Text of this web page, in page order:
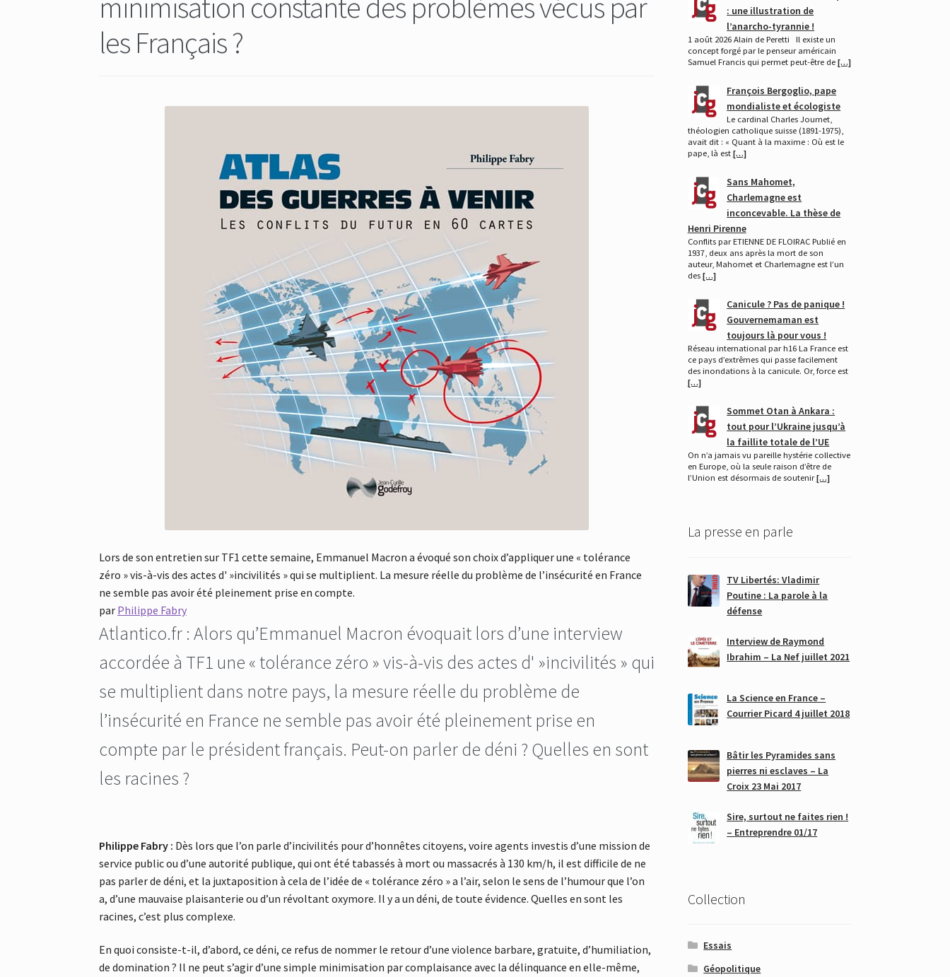
les Français ?
Lors de son entretien sur TF1 cette semaine, Emmanuel Macron a évoqué son choix d’appliquer une « tolérance
zéro » vis-à-vis des actes d' »incivilités » qui se multiplient. La mesure réelle du problème de l’insécurité en France
ne semble pas avoir été pleinement prise en compte.
par Philippe Fabry
Atlantico.fr : Alors qu’Emmanuel Macron évoquait lors d’une interview
accordée à TF1 une « tolérance zéro » vis-à-vis des actes d' »incivilités » qui
se multiplient dans notre pays, la mesure réelle du problème de
l’insécurité en France ne semble pas avoir été pleinement prise en
compte par le président français. Peut-on parler de déni ? Quelles en sont
les racines ?
Philippe Fabry : Dès lors que l’on parle d’incivilités pour d’honnêtes citoyens, voire agents investis d’une mission de
service public ou d’une autorité publique, qui ont été tabassés à mort ou massacrés à 130 km/h, il est difficile de ne
pas parler de déni, et la juxtaposition à cela de l’idée de « tolérance zéro » a l’air, selon le sens de l’humour que l’on
a, d’une mauvaise plaisanterie ou d’un révoltant oxymore. Il y a un déni, de toute évidence. Quelles en sont les
racines, c’est plus complexe.
En quoi consiste-t-il, d’abord, ce déni, ce refus de nommer le retour d’une violence barbare, gratuite, d’humiliation,
de domination ? Il ne peut s’agir d’une simple minimisation par complaisance avec la délinquance en elle-même,
: une illustration de
l’anarcho-tyrannie !
1 août 2026 Alain de Peretti Il existe un
concept forgé par le penseur américain
Samuel Francis qui permet peut-être de […]
François Bergoglio, pape
mondialiste et écologiste
Le cardinal Charles Journet,
théologien catholique suisse (1891-1975),
avait dit : « Quant à la maxime : Où est le
pape, là est […]
Sans Mahomet,
Charlemagne est
inconcevable. La thèse de
Henri Pirenne
Conflits par ETIENNE DE FLOIRAC Publié en
1937, deux ans après la mort de son
auteur, Mahomet et Charlemagne est l’un
des […]
Canicule ? Pas de panique !
Gouvernemaman est
toujours là pour vous !
Réseau international par h16 La France est
ce pays d’extrêmes qui passe facilement
des inondations à la canicule. Or, force est
[…]
Sommet Otan à Ankara :
tout pour l’Ukraine jusqu’à
la faillite totale de l’UE
On n’a jamais vu pareille hystérie collective
en Europe, où la seule raison d’être de
l’Union est désormais de soutenir[…]
La presse en parle
TV Libertés: Vladimir
Poutine : La parole à la
défense
Interview de Raymond
Ibrahim – La Nef juillet 2021
La Science en France –
Courrier Picard 4 juillet 2018
Bâtir les Pyramides sans
pierres ni esclaves – La
Croix 23 Mai 2017
Sire, surtout ne faites rien !
– Entreprendre 01/17
Collection
Essais
Géopolitique